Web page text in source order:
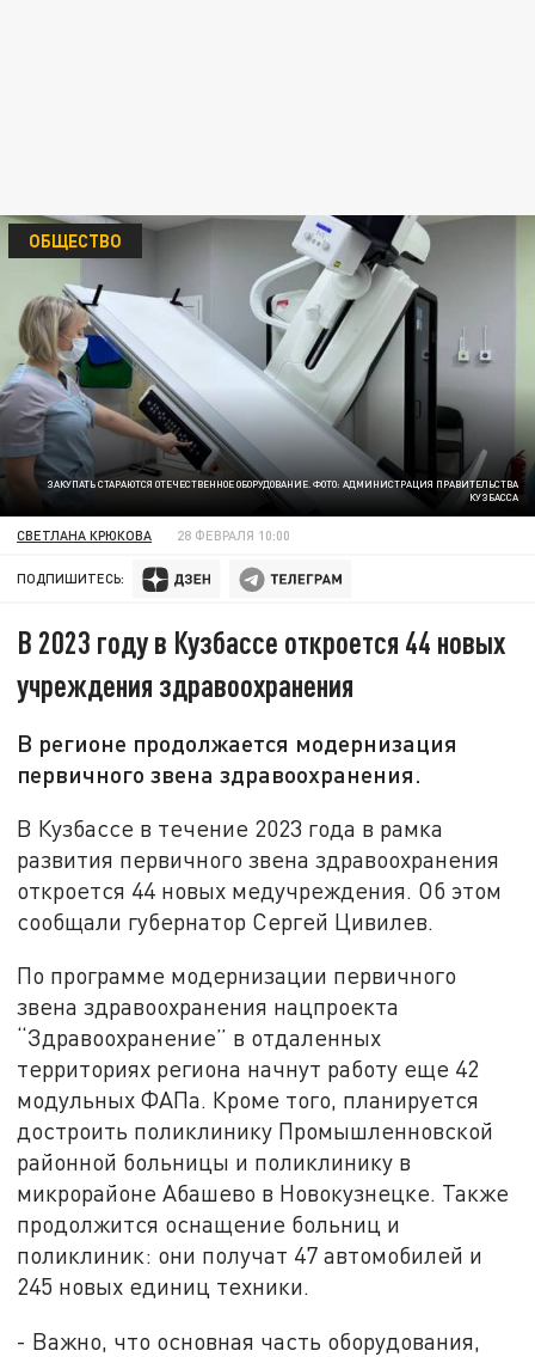
ЗАКУПАТЬ СТАРАЮТСЯ ОТЕЧЕСТВЕННОЕ ОБОРУДОВАНИЕ. ФОТО: АДМИНИСТРАЦИЯ ПРАВИТЕЛЬСТВА
КУЗБАССА
ОБЩЕСТВО
СВЕТЛАНА КРЮКОВА 28 ФЕВРАЛЯ 10:00
ПОДПИШИТЕСЬ:
В 2023 году в Кузбассе откроется 44 новых
учреждения здравоохранения
В регионе продолжается модернизация
первичного звена здравоохранения.
В Кузбассе в течение 2023 года в рамка
развития первичного звена здравоохранения
откроется 44 новых медучреждения. Об этом
сообщали губернатор Сергей Цивилев.
По программе модернизации первичного
звена здравоохранения нацпроекта
“Здравоохранение” в отдаленных
территориях региона начнут работу еще 42
модульных ФАПа. Кроме того, планируется
достроить поликлинику Промышленновской
районной больницы и поликлинику в
микрорайоне Абашево в Новокузнецке. Также
продолжится оснащение больниц и
поликлиник: они получат 47 автомобилей и
245 новых единиц техники.
- Важно, что основная часть оборудования,